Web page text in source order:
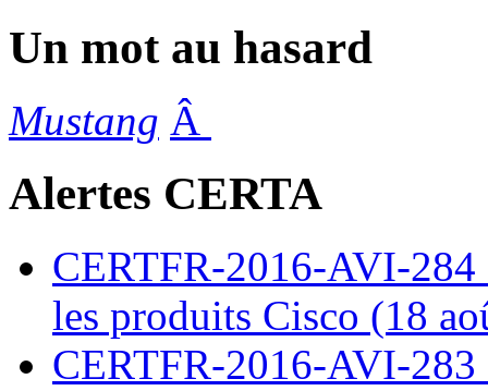
Un mot au hasard
Mustang Â
Alertes CERTA
CERTFR-2016-AVI-
les produits Cisco (18
CERTFR-2016-AVI-